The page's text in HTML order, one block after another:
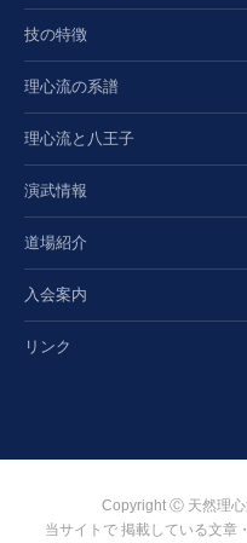
技の特徴
理心流の系譜
理心流と八王子
演武情報
道場紹介
入会案内
リンク
Copyright Ⓒ 天然理心
当サイトで 掲載している文章